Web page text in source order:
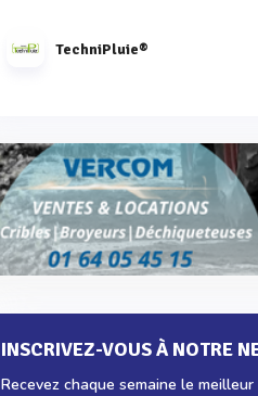
TechniPluie®
INSCRIVEZ-VOUS À NOTRE
Recevez chaque semaine le